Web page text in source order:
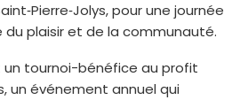
‑Pierre‑Jolys, pour une journée
du plaisir et de la communauté.
tournoi-bénéfice au profit
un événement annuel qui